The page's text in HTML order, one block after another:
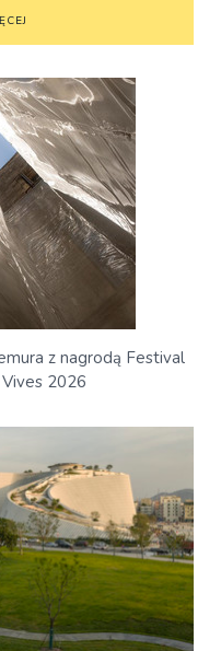
z nagrodą Festival
2026